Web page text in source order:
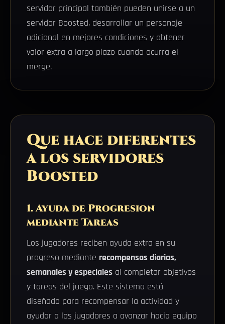
servidor principal también pueden unirse a un
servidor Boosted, desarrollar un personaje
adicional en mejores condiciones y obtener
valor extra a largo plazo cuando ocurra el
merge.
Que hace diferentes
a los servidores
Boosted
1. Ayuda de Progresion
mediante Tareas
Los jugadores reciben ayuda extra en su
progreso mediante recompensas diarias,
semanales y especiales al completar objetivos
y tareas del juego. Este sistema está
diseñado para recompensar la actividad y
ayudar a los jugadores a avanzar hacia equipo